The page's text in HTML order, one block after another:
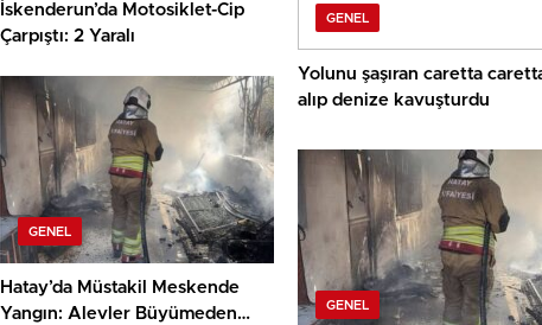
İskenderun’da Motosiklet-Cip
Çarpıştı: 2 Yaralı
GENEL
Hatay’da Müstakil Meskende
Yangın: Alevler Büyümeden
GENEL
Yolunu şaşıran caretta
alıp denize kavuşturdu
GENEL